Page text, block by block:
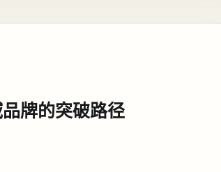
牌的突破路径